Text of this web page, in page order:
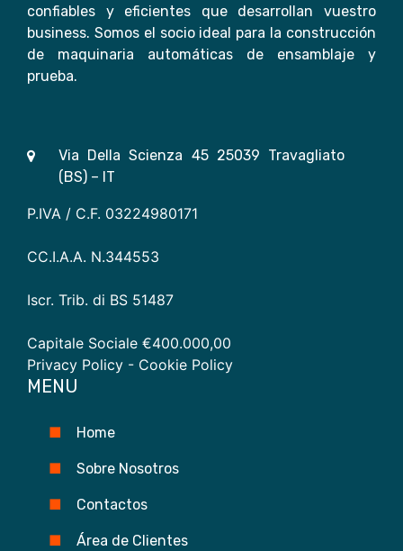
confiables y eficientes que desarrollan vuestro
business. Somos el socio ideal para la construcción
de maquinaria automáticas de ensamblaje y
prueba.
Via Della Scienza 45 25039 Travagliato
(BS) – IT
P.IVA / C.F. 03224980171
CC.I.A.A. N.344553
Iscr. Trib. di BS 51487
Capitale Sociale €400.000,00
Privacy Policy - Cookie Policy
MENU
Home
Sobre Nosotros
Contactos
Área de Clientes